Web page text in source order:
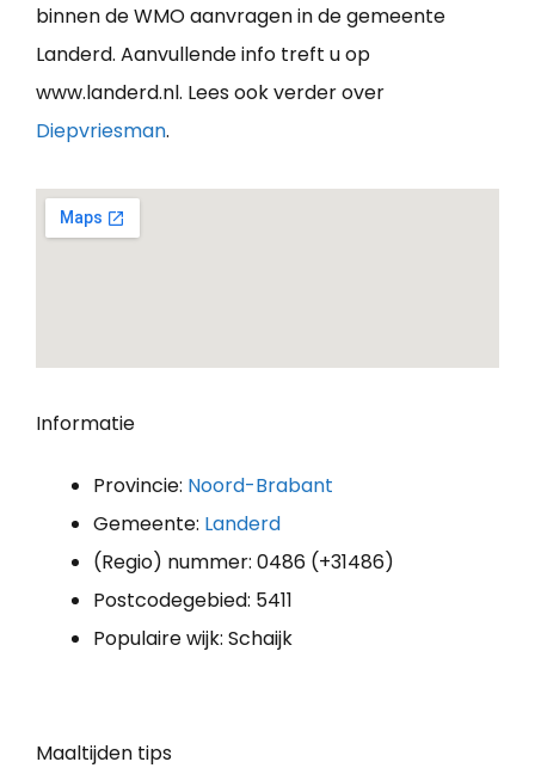
binnen de WMO aanvragen in de gemeente
Landerd. Aanvullende info treft u op
www.landerd.nl. Lees ook verder over
Diepvriesman.
Informatie
Provincie: Noord-Brabant
Gemeente: Landerd
(Regio) nummer: 0486 (+31486)
Postcodegebied: 5411
Populaire wijk: Schaijk
Maaltijden tips